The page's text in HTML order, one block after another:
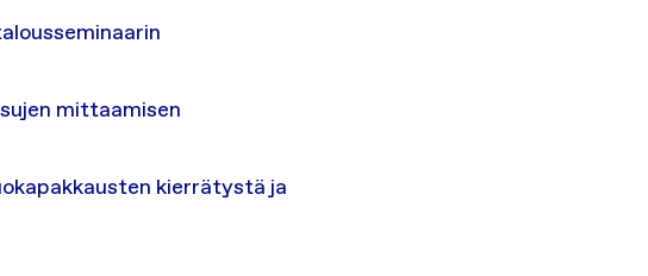
mittaamisen
kierrätystä ja